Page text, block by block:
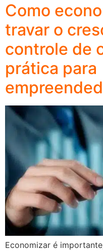
Como
travar o
controle de
prática para
Economizar é